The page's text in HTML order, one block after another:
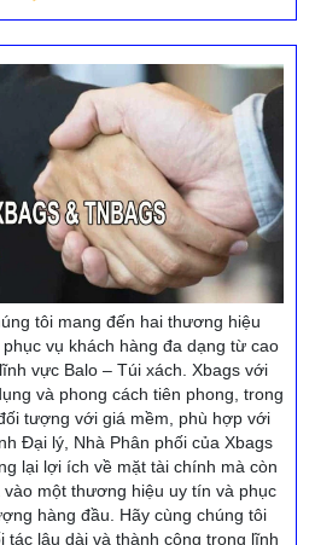
tôi mang đến hai thương hiệu
vụ khách hàng đa dạng từ cao
vực Balo – Túi xách. Xbags với
và phong cách tiên phong, trong
tượng với giá mềm, phù hợp với
Đại lý, Nhà Phân phối của Xbags
lại lợi ích về mặt tài chính mà còn
một thương hiệu uy tín và phục
hàng đầu. Hãy cùng chúng tôi
tác lâu dài và thành công trong lĩnh